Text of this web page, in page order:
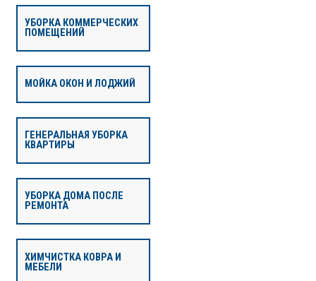
УБОРКА КОММЕРЧЕСКИХ
ПОМЕЩЕНИЙ
МОЙКА ОКОН И ЛОДЖИЙ
ГЕНЕРАЛЬНАЯ УБОРКА
КВАРТИРЫ
УБОРКА ДОМА ПОСЛЕ
РЕМОНТА
ХИМЧИСТКА КОВРА И
МЕБЕЛИ